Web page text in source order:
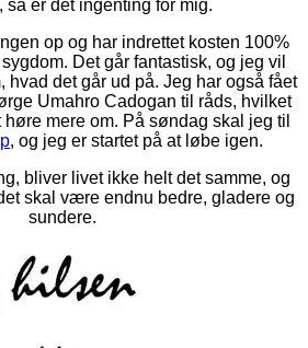
er det ingenting for mig.
op og har indrettet kosten 100%
Det går fantastisk, og jeg vil
hvad det går ud på. Jeg har også fået
Umahro Cadogan til råds, hvilket
mere om. På søndag skal jeg til
, og jeg er startet på at løbe igen.
bliver livet ikke helt det samme, og
skal være endnu bedre, gladere og
sundere.